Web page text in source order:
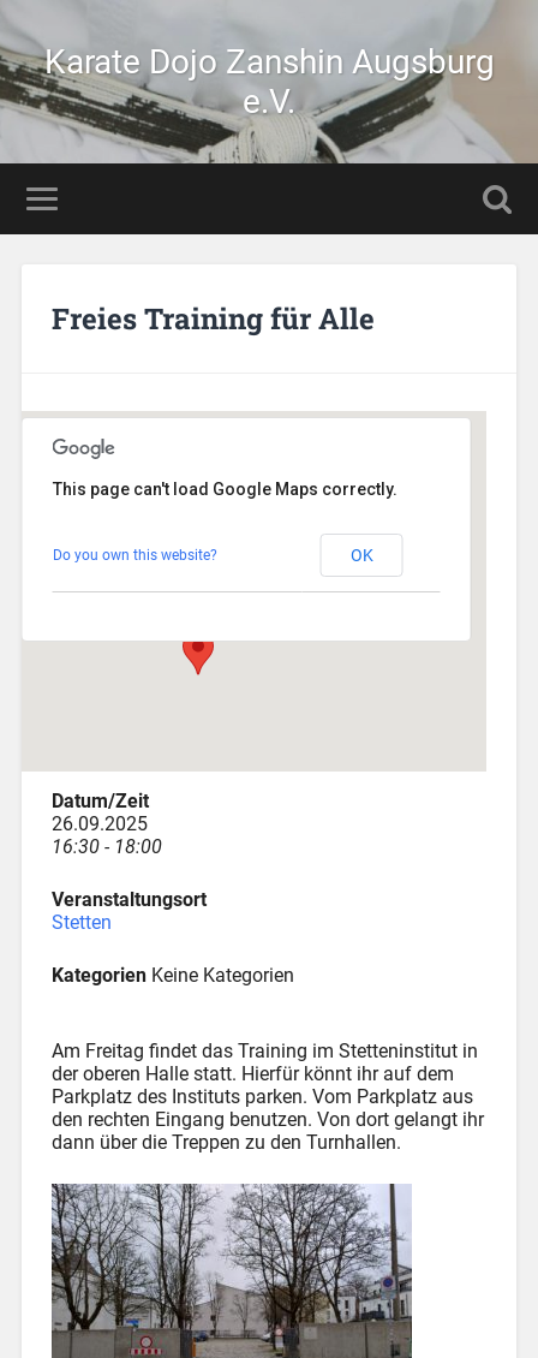
Karate Dojo Zanshin Augsburg
e.V.
Freies Training für Alle
Veranstaltungen
This page can't load Google Maps correctly.
Do you own this website? OK
Datum/Zeit
26.09.2025
16:30 - 18:00
Veranstaltungsort
Stetten
KategorienKeine Kategorien
Am Freitag findet das Training im Stetteninstitut in
der oberen Halle statt. Hierfür könnt ihr auf dem
Parkplatz des Instituts parken. Vom Parkplatz aus
den rechten Eingang benutzen. Von dort gelangt ihr
dann über die Treppen zu den Turnhallen.